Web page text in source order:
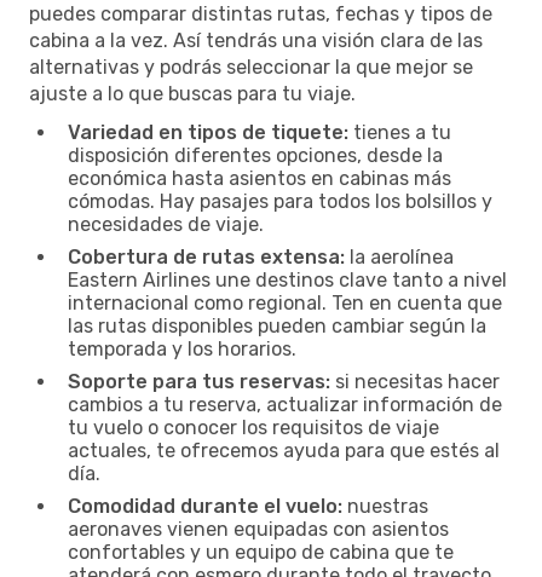
puedes comparar distintas rutas, fechas y tipos de
cabina a la vez. Así tendrás una visión clara de las
alternativas y podrás seleccionar la que mejor se
ajuste a lo que buscas para tu viaje.
Variedad en tipos de tiquete: tienes a tu
disposición diferentes opciones, desde la
económica hasta asientos en cabinas más
cómodas. Hay pasajes para todos los bolsillos y
necesidades de viaje.
Cobertura de rutas extensa: la aerolínea
Eastern Airlines une destinos clave tanto a nivel
internacional como regional. Ten en cuenta que
las rutas disponibles pueden cambiar según la
temporada y los horarios.
Soporte para tus reservas: si necesitas hacer
cambios a tu reserva, actualizar información de
tu vuelo o conocer los requisitos de viaje
actuales, te ofrecemos ayuda para que estés al
día.
Comodidad durante el vuelo: nuestras
aeronaves vienen equipadas con asientos
confortables y un equipo de cabina que te